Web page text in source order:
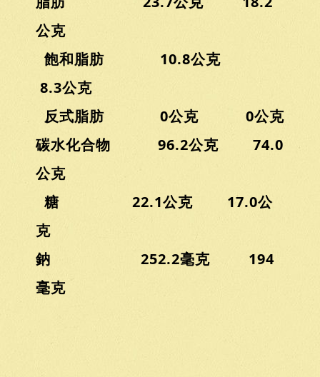
公克
飽和脂肪 10.8公克
8.3公克
反式脂肪 0公克 0公克
碳水化合物 96.2公克 74.0
公克
糖 22.1公克 17.0公
克
鈉 252.2毫克 194
毫克